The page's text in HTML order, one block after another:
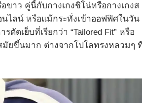
ขาว คู่นี้กับกางเกงชิโน่หรือกางเกงส
ไลน์ หรือแม้กระทั่งเข้าออฟฟิศในวัน
ดเย็บที่เรียกว่า “Tailored Fit” หรือ
มัยขึ้นมาก ต่างจากโปโลทรงหลวมๆ